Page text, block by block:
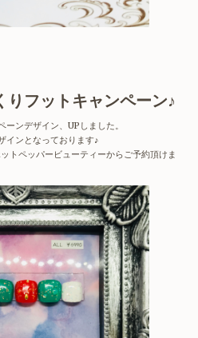
フットキャンペーン♪
ンデザイン、UPしました。
インとなっております♪
トペッパービューティーからご予約頂けま